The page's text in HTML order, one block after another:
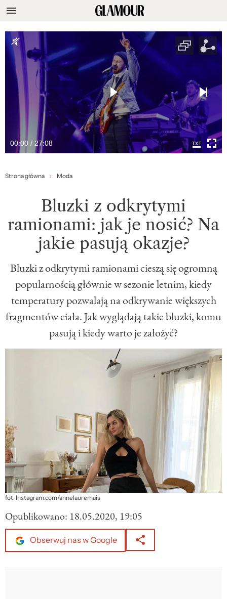
00:00 / 27:08
Strona główna Moda
Bluzki z odkrytymi
ramionami: jak je nosić? Na
jakie pasują okazje?
Bluzki z odkrytymi ramionami cieszą się ogromną
popularnością głównie w sezonie letnim, kiedy
temperatury pozwalają na odkrywanie większych
fragmentów ciała. Jak wyglądają takie bluzki, komu
pasują i kiedy warto je założyć?
fot. Instagram.com/annelauremais
Opublikowano: 18.05.2020, 19:05
Obserwuj nas w Google